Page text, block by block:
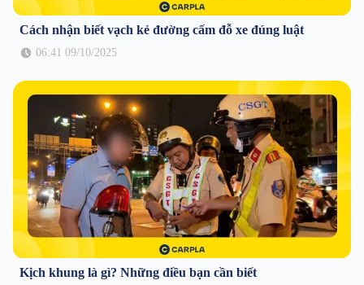
Cách nhận biết vạch kẻ đường cấm đỗ xe đúng luật
06:41 09/10/2025
Kịch khung là gì? Những điều bạn cần biết